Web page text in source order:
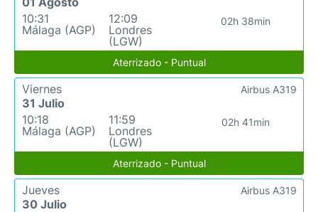
10:31
Málaga (AGP)
12:09
Londres
(LGW)
02h 38min
Aterrizado - Puntual
Viernes
31 Julio
10:18
Málaga (AGP)
11:59
Londres
(LGW)
02h 41min
Airbus A319
Aterrizado - Puntual
Jueves
30 Julio
Airbus A319